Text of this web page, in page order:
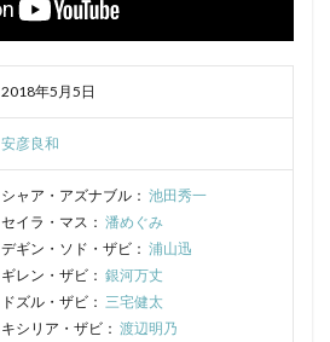
2018年5月5日
安彦良和
シャア・アズナブル： 池田秀一
セイラ・マス： 潘めぐみ
デギン・ソド・ザビ： 浦山迅
ギレン・ザビ： 銀河万丈
ドズル・ザビ： 三宅健太
キシリア・ザビ： 渡辺明乃